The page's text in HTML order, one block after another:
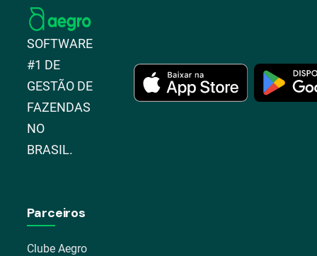
SOFTWARE
#1 DE
GESTÃO DE
FAZENDAS
NO
BRASIL.
Parceiros
Clube Aegro